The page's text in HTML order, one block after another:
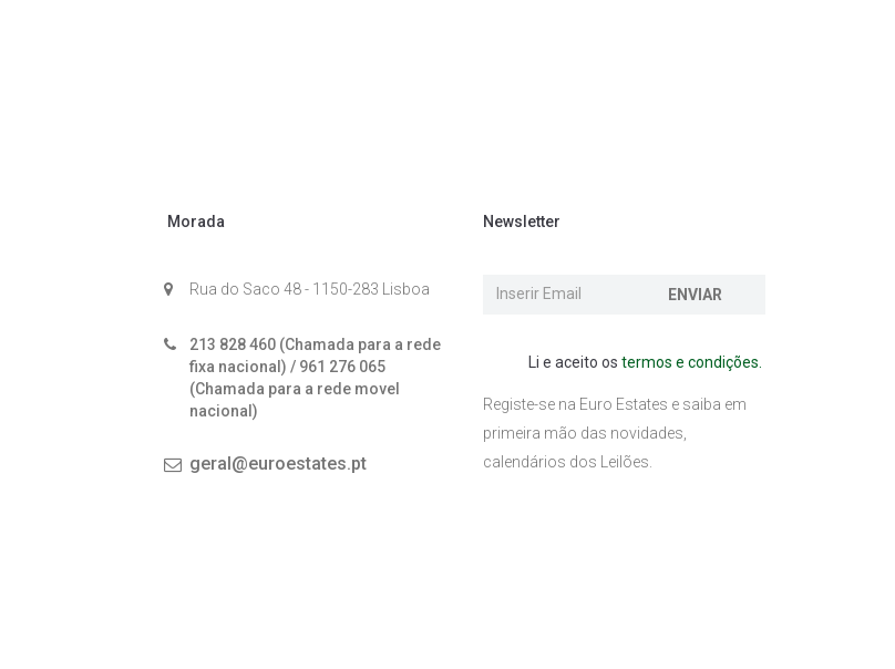
Morada
Rua do Saco 48 - 1150-283 Lisboa
213 828 460 (Chamada para a rede
fixa nacional) / 961 276 065
(Chamada para a rede movel
nacional)
geral@euroestates.pt
Newsletter
ENVIAR
Li e aceito os termos e condições.
Registe-se na Euro Estates e saiba em
primeira mão das novidades,
calendários dos Leilões.